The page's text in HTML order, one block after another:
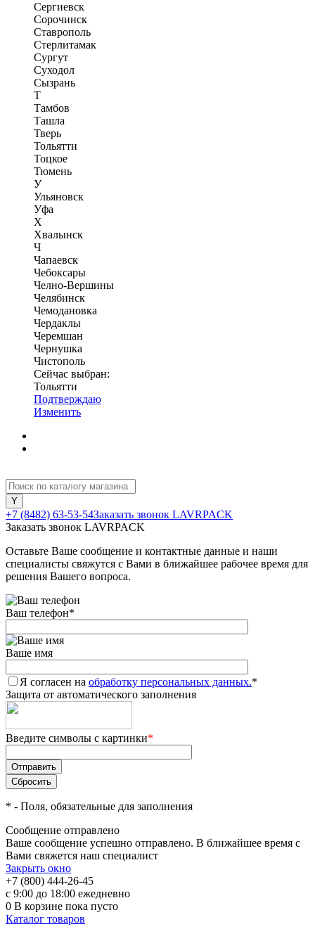
Сергиевск
Сорочинск
Ставрополь
Стерлитамак
Сургут
Суходол
Сызрань
Т
Тамбов
Ташла
Тверь
Тольятти
Тоцкое
Тюмень
У
Ульяновск
Уфа
Х
Хвалынск
Ч
Чапаевск
Чебоксары
Челно-Вершины
Челябинск
Чемодановка
Чердаклы
Черемшан
Чернушка
Чистополь
Сейчас выбран:
Тольятти
Подтверждаю
Изменить
+7 (8482) 63-53-54Заказать звонок LAVRPACK
Заказать звонок LAVRPACK
Оставьте Ваше сообщение и контактные данные и наши
специалисты свяжутся с Вами в ближайшее рабочее время для
решения Вашего вопроса.
Ваш телефон*
Ваше имя
Я согласен на обработку персональных данных.*
Защита от автоматического заполнения
Введите символы с картинки*
* - Поля, обязательные для заполнения
Сообщение отправлено
Ваше сообщение успешно отправлено. В ближайшее время с
Вами свяжется наш специалист
Закрыть окно
+7 (800) 444-26-45
с 9:00 до 18:00 ежедневно
0 В корзине пока пусто
Каталог товаров